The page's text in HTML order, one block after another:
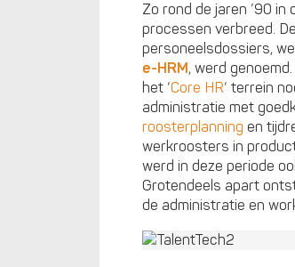
Zo rond de jaren ’90
processen verbreed.
personeelsdossiers,
e-HRM, werd
het ‘Core HR‘ terrein
administratie met
roosterplanning en
werkroosters in
werd in deze periode
Grotendeels apart
de administratie en